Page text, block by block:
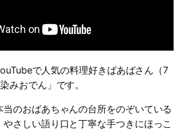
で人気の料理好きばあばさん（7
みおでん」です。
のおばあちゃんの台所をのぞいている
やさしい語り口と丁寧な手つきにほっこ